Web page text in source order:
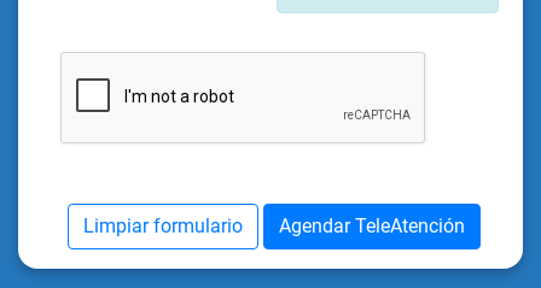
Limpiar formulario Agendar TeleAtención